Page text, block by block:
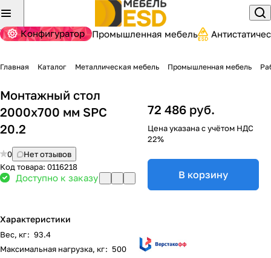
Конфигуратор Промышленная мебель
Главная Каталог Металлическая мебель Промышленная мебель
Монтажный стол
2000x700 мм SPC
20.2
0
Нет отзывов
Код товара: 0116218
Доступно к заказу
Характеристики
Вес, кг: 93.4
Максимальная нагрузка, кг: 500
72 486 руб.
Цена указана с учётом НДС
22%
В корзину